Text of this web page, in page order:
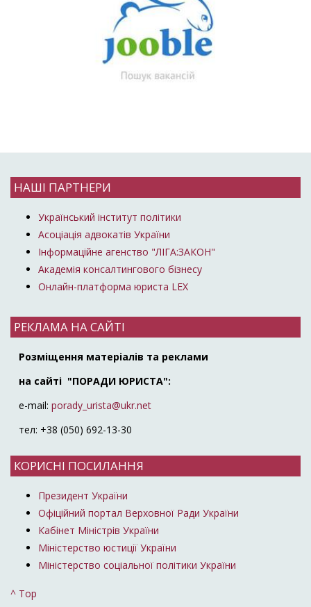
НАШІ ПАРТНЕРИ
Український інститут політики
Асоціація адвокатів України
Інформаційне агенство "ЛІГА:ЗАКОН"
Академія консалтингового бізнесу
Онлайн-платформа юриста LEX
РЕКЛАМА НА САЙТІ
Розміщення матеріалів та реклами
на сайті "ПОРАДИ ЮРИСТА":
e-mail: porady_urista@ukr.net
тел: +38 (050) 692-13-30
КОРИСНІ ПОСИЛАННЯ
Президент України
Офіційний портал Верховної Ради України
Кабінет Міністрів України
Міністерство юстиції України
Міністерство соціальної політики України
^ Top